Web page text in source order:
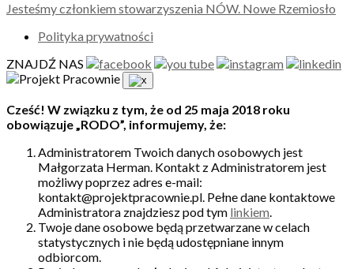
Jesteśmy członkiem stowarzyszenia NÓW. Nowe Rzemiosło
Polityka prywatności
ZNAJDŹ NAS
Cześć! W związku z tym, że od 25 maja 2018 roku
obowiązuje „RODO”, informujemy, że:
Administratorem Twoich danych osobowych jest
Małgorzata Herman. Kontakt z Administratorem jest
możliwy poprzez adres e-mail:
kontakt@projektpracownie.pl. Pełne dane kontaktowe
Administratora znajdziesz pod tym linkiem.
Twoje dane osobowe będą przetwarzane w celach
statystycznych i nie będą udostępniane innym
odbiorcom.